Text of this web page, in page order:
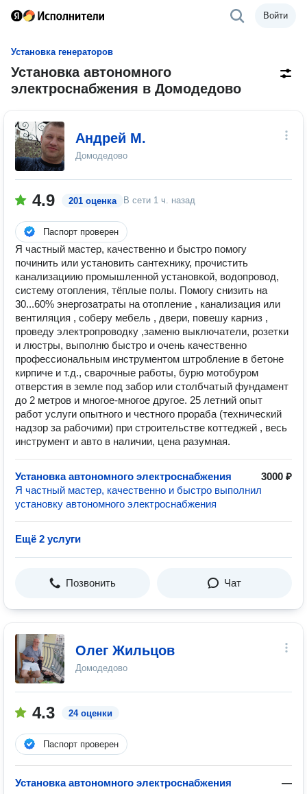
Войти
Установка генераторов
Установка автономного
электроснабжения в Домодедово
Андрей М.
Домодедово
4.9 201 оценка В сети 1 ч. назад
Паспорт проверен
Я частный мастер, качественно и быстро помогу
починить или установить сантехнику, прочистить
канализациию промышленной установкой, водопровод,
систему отопления, тёплые полы. Помогу снизить на
30...60% энергозатраты на отопление , канализация или
вентиляция , соберу мебель , двери, повешу карниз ,
проведу электропроводку ,заменю выключатели, розетки
и люстры, выполню быстро и очень качественно
профессиональным инструментом штробление в бетоне
кирпиче и т.д., сварочные работы, бурю мотобуром
отверстия в земле под забор или столбчатый фундамент
до 2 метров и многое-многое другое. 25 летний опыт
работ услуги опытного и честного прораба (технический
надзор за рабочими) при строительстве коттеджей , весь
инструмент и авто в наличии, цена разумная.
Установка автономного электроснабжения
3000 ₽
Я частный мастер, качественно и быстро выполнил
установку автономного электроснабжения
Ещё 2 услуги
Позвонить Чат
Олег Жильцов
Домодедово
4.3 24 оценки
Паспорт проверен
Установка автономного электроснабжения —